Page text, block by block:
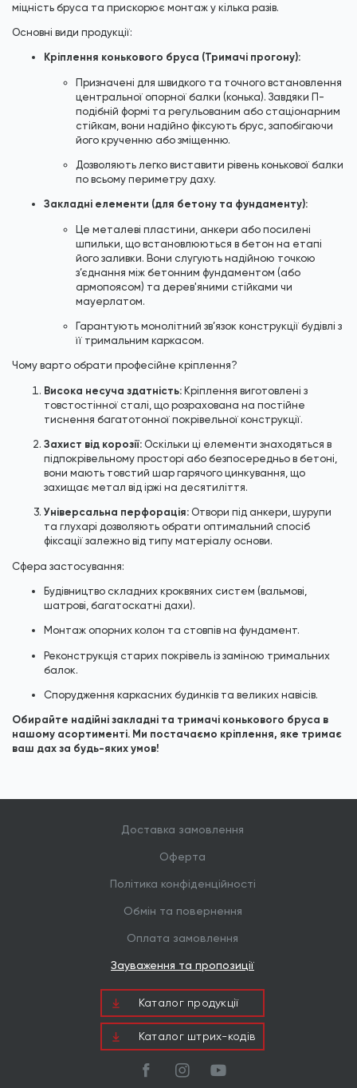
міцність бруса та прискорює монтаж у кілька разів.
Основні види продукції:
Кріплення конькового бруса (Тримачі прогону):
Призначені для швидкого та точного встановлення
центральної опорної балки (конька). Завдяки П-
подібній формі та регульованим або стаціонарним
стійкам, вони надійно фіксують брус, запобігаючи
його крученню або зміщенню.
Дозволяють легко виставити рівень конькової балки
по всьому периметру даху.
Закладні елементи (для бетону та фундаменту):
Це металеві пластини, анкери або посилені
шпильки, що встановлюються в бетон на етапі
його заливки. Вони слугують надійною точкою
з’єднання між бетонним фундаментом (або
армопоясом) та дерев'яними стійками чи
мауерлатом.
Гарантують монолітний зв’язок конструкції будівлі з
її тримальним каркасом.
Чому варто обрати професійне кріплення?
Висока несуча здатність: Кріплення виготовлені з
товстостінної сталі, що розрахована на постійне
тиснення багатотонної покрівельної конструкції.
Захист від корозії: Оскільки ці елементи знаходяться в
підпокрівельному просторі або безпосередньо в бетоні,
вони мають товстий шар гарячого цинкування, що
захищає метал від іржі на десятиліття.
Універсальна перфорація: Отвори під анкери, шурупи
та глухарі дозволяють обрати оптимальний спосіб
фіксації залежно від типу матеріалу основи.
Сфера застосування:
Будівництво складних кроквяних систем (вальмові,
шатрові, багатоскатні дахи).
Монтаж опорних колон та стовпів на фундамент.
Реконструкція старих покрівель із заміною тримальних
балок.
Спорудження каркасних будинків та великих навісів.
Обирайте надійні закладні та тримачі конькового бруса в
нашому асортименті. Ми постачаємо кріплення, яке тримає
ваш дах за будь-яких умов!
Доставка замовлення
Оферта
Політика конфіденційності
Обмін та повернення
Оплата замовлення
Зауваження та пропозиції
Каталог продукцiї
Каталог штрих-кодів